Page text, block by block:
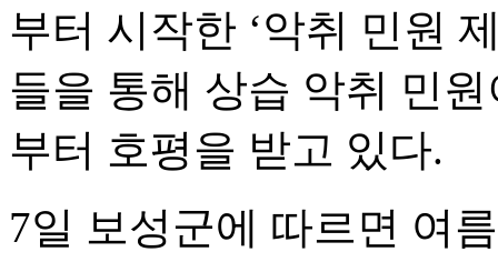
부터 시작한 ‘악취 민원
들을 통해 상습 악취 민
부터 호평을 받고 있다.
7일 보성군에 따르면 여